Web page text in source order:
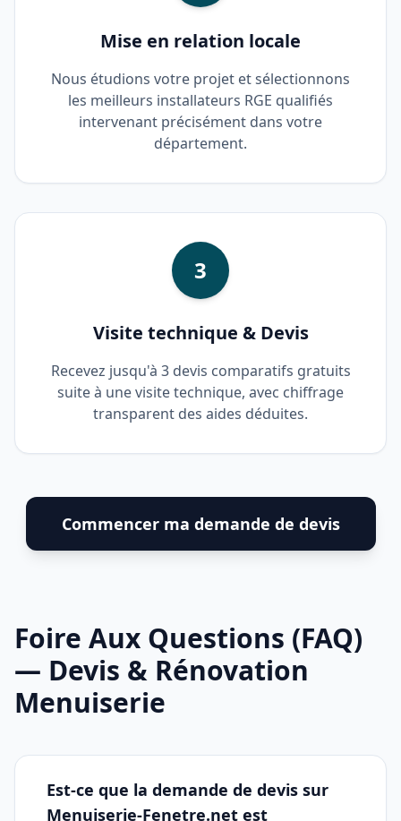
Mise en relation locale
Nous étudions votre projet et sélectionnons
les meilleurs installateurs RGE qualifiés
intervenant précisément dans votre
département.
3
Visite technique & Devis
Recevez jusqu'à 3 devis comparatifs gratuits
suite à une visite technique, avec chiffrage
transparent des aides déduites.
Commencer ma demande de devis
Foire Aux Questions (FAQ)
— Devis & Rénovation
Menuiserie
Est-ce que la demande de devis sur
Menuiserie-Fenetre.net est